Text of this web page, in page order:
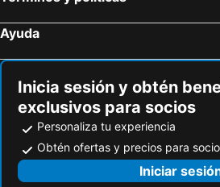
Ayuda
Inicia sesión y obtén
exclusivos para socios
Personaliza tu experiencia
Obtén ofertas y precios para
Iniciar